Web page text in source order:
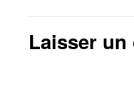
Laisser un